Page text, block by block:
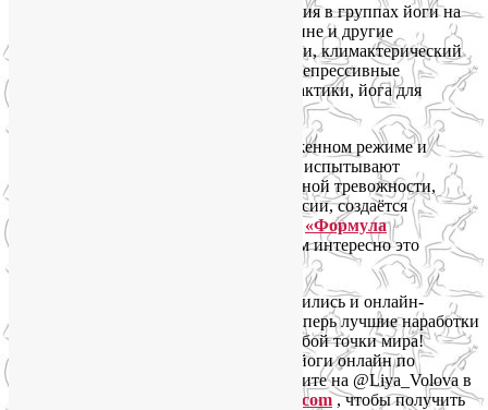
Основные оздоровительные направления в группах йоги на
Соколе и Октябрьском поле: боли в спине и другие
заболевания суставов, коррекция осанки, климактерический
синдром, повышенная тревожность и депрессивные
состояния, снижение веса, женские практики, йога для
Для людей, которые работают в напряженном режиме и
регулярно испытывают стресс, а также испытывают
необходимость избавиться об повышенной тревожности,
бессонницы, панических атак и депрессии, создаётся
«Формула
. Напишите Лие, если Вам интересно это
Во время пандемии коронавируса появились и онлайн-
занятия на платформе Zoom. Так что теперь лучшие наработки
йогатерапии в Москве доступны из любой точки мира!
Присоединяйтесь к нашим практикам йоги онлайн по
вторникам и четвергам в 20.00. Напишите на @Liya_Volova в
yogaliya@gmail.com , чтобы получить